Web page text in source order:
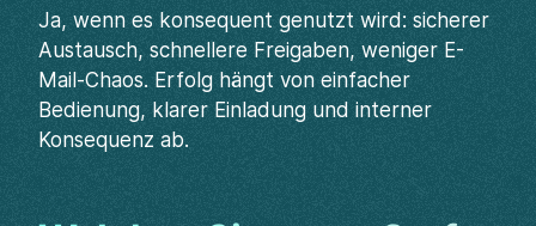
Ja, wenn es konsequent genutzt wird: sicherer
Austausch, schnellere Freigaben, weniger E-
Mail-Chaos. Erfolg hängt von einfacher
Bedienung, klarer Einladung und interner
Konsequenz ab.